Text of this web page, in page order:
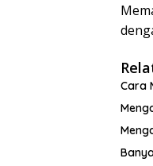
Cara